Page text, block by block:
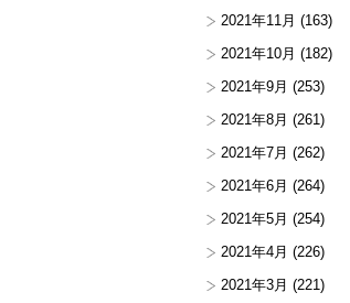
2021年11月 (163)
2021年10月 (182)
2021年9月 (253)
2021年8月 (261)
2021年7月 (262)
2021年6月 (264)
2021年5月 (254)
2021年4月 (226)
2021年3月 (221)